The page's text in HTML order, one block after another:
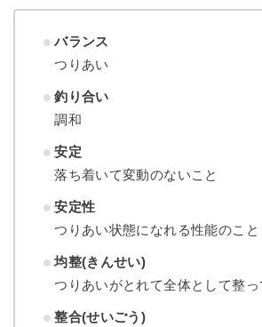
バランス
つりあい
釣り合い
調和
安定
落ち着いて変動のないこと
安定性
つりあい状態になれる性能のこと
均整(きんせい)
つりあいがとれて全体として整っ
整合(せいごう)